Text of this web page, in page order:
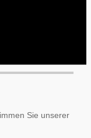
Sie unserer